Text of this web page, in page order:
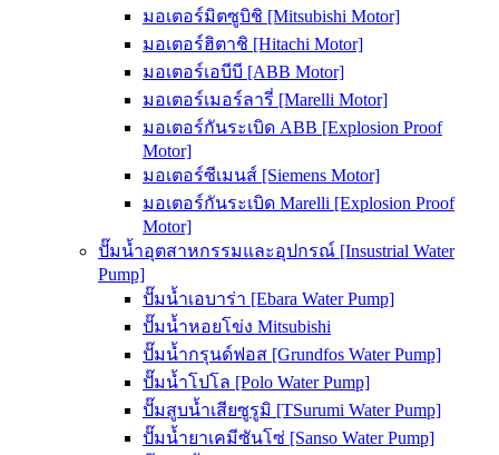
มอเตอร์มิตซูบิชิ [Mitsubishi Motor]
มอเตอร์ฮิตาชิ [Hitachi Motor]
มอเตอร์เอบีบี [ABB Motor]
มอเตอร์เมอร์ลารี่ [Marelli Motor]
มอเตอร์กันระเบิด ABB [Explosion Proof
Motor]
มอเตอร์ซีเมนส์ [Siemens Motor]
มอเตอร์กันระเบิด Marelli [Explosion Proof
Motor]
ปั๊มน้ำอุตสาหกรรมและอุปกรณ์ [Insustrial Water
Pump]
ปั๊มน้ำเอบาร่า [Ebara Water Pump]
ปั๊มน้ำหอยโข่ง Mitsubishi
ปั๊มน้ำกรุนด์ฟอส [Grundfos Water Pump]
ปั๊มน้ำโปโล [Polo Water Pump]
ปั๊มสูบน้ำเสียซูรูมิ [TSurumi Water Pump]
ปั๊มน้ำยาเคมีซันโซ่ [Sanso Water Pump]